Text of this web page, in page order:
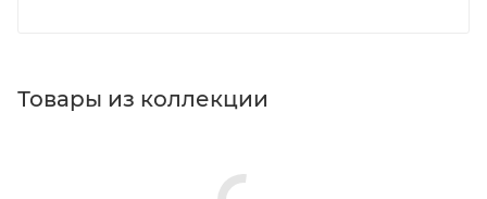
Товары из коллекции